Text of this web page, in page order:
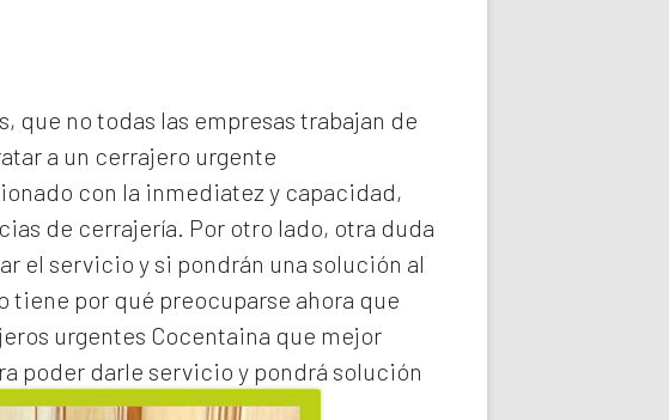
que no todas las empresas trabajan de
a un cerrajero urgente
con la inmediatez y capacidad,
de cerrajería. Por otro lado, otra duda
el servicio y si pondrán una solución al
tiene por qué preocuparse ahora que
urgentes Cocentaina que mejor
poder darle servicio y pondrá solución